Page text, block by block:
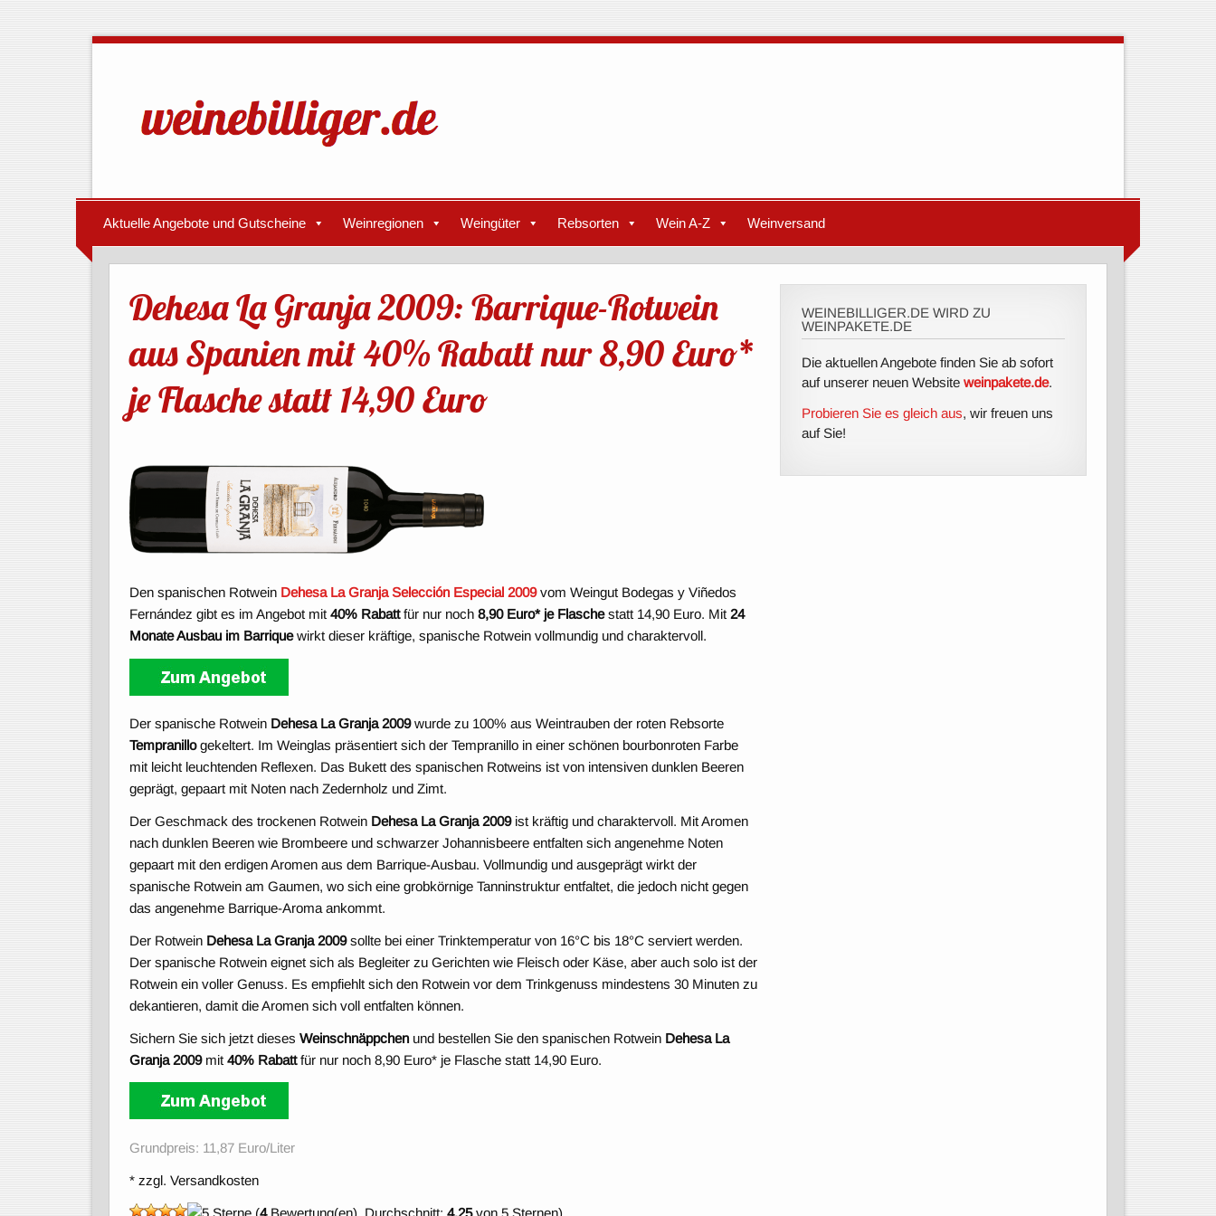
Aktuelle Angebote und Gutscheine Weinregionen Weingüter Rebsorten Wein A-Z Weinversand
Dehesa La Granja 2009: Barrique-Rotwein
aus Spanien mit 40% Rabatt nur 8,90 Euro*
je Flasche statt 14,90 Euro
Den spanischen Rotwein Dehesa La Granja Selección Especial 2009vom Weingut Bodegas y Viñedos
Fernández gibt es im Angebot mit40% Rabattfür nur noch8,90 Euro* je Flaschestatt 14,90 Euro. Mit24
Monate Ausbau im Barriquewirkt dieser kräftige, spanische Rotwein vollmundig und charaktervoll.
Der spanische Rotwein Dehesa La Granja 2009wurde zu 100% aus Weintrauben der roten Rebsorte
Tempranillogekeltert. Im Weinglas präsentiert sich der Tempranillo in einer schönen bourbonroten Farbe
mit leicht leuchtenden Reflexen. Das Bukett des spanischen Rotweins ist von intensiven dunklen Beeren
geprägt, gepaart mit Noten nach Zedernholz und Zimt.
Der Geschmack des trockenen Rotwein Dehesa La Granja 2009ist kräftig und charaktervoll. Mit Aromen
nach dunklen Beeren wie Brombeere und schwarzer Johannisbeere entfalten sich angenehme Noten
gepaart mit den erdigen Aromen aus dem Barrique-Ausbau. Vollmundig und ausgeprägt wirkt der
spanische Rotwein am Gaumen, wo sich eine grobkörnige Tanninstruktur entfaltet, die jedoch nicht gegen
das angenehme Barrique-Aroma ankommt.
Der Rotwein Dehesa La Granja 2009sollte bei einer Trinktemperatur von 16°C bis 18°C serviert werden.
Der spanische Rotwein eignet sich als Begleiter zu Gerichten wie Fleisch oder Käse, aber auch solo ist der
Rotwein ein voller Genuss. Es empfiehlt sich den Rotwein vor dem Trinkgenuss mindestens 30 Minuten zu
dekantieren, damit die Aromen sich voll entfalten können.
Sichern Sie sich jetzt diesesWeinschnäppchen und bestellen Sie den spanischen Rotwein Dehesa La
Granja 2009mit40% Rabattfür nur noch 8,90 Euro* je Flasche statt 14,90 Euro.
Grundpreis: 11,87 Euro/Liter
* zzgl. Versandkosten
(4Bewertung(en), Durchschnitt:4,25von 5 Sternen)
WEINEBILLIGER.DE WIRD ZU
WEINPAKETE.DE
Die aktuellen Angebote finden Sie ab sofort
auf unserer neuen Websiteweinpakete.de.
Probieren Sie es gleich aus, wir freuen uns
auf Sie!